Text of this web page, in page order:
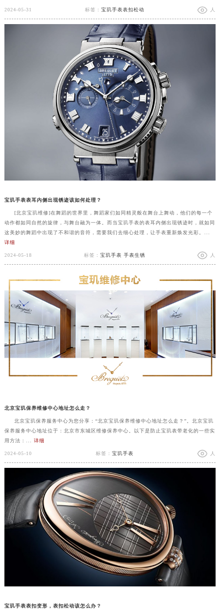
2024-05-31 标签： 宝玑手表表扣松动 人
宝玑手表表耳内侧出现锈迹该如何处理？
[北京宝玑维修]在舞蹈的世界里，舞蹈家们如同精灵般在舞台上舞动，他们的每一个
动作都如同自然的旋律，与舞台融为一体。而当宝玑手表的表耳内侧出现锈迹时，就如同
这美妙的舞蹈中出现了不和谐的音符，需要我们去细心处理，让手表重新焕发光彩。...
详细
2024-05-18 标签： 宝玑手表 手表生锈 人
北京宝玑保养维修中心地址怎么走？
北京宝玑保养服务中心为您分享：“北京宝玑保养维修中心地址怎么走？”。北京宝玑
保养服务中心地址位于：北京市东城区维修保养中心。以下是防止宝玑表带老化的一些实
用方法：... 详细
2024-05-10 标签： 宝玑手表 人
宝玑手表表扣变形，表扣松动该怎么办？